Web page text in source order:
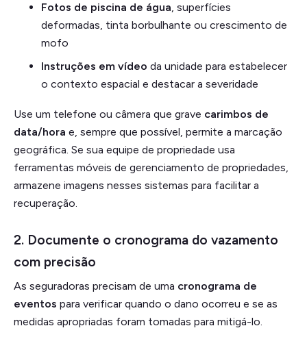
Fotos de piscina de água, superfícies
deformadas, tinta borbulhante ou crescimento de
mofo
Instruções em vídeo da unidade para estabelecer
o contexto espacial e destacar a severidade
Use um telefone ou câmera que grave carimbos de
data/hora e, sempre que possível, permite a marcação
geográfica. Se sua equipe de propriedade usa
ferramentas móveis de gerenciamento de propriedades,
armazene imagens nesses sistemas para facilitar a
recuperação.
2. Documente o cronograma do vazamento
com precisão
As seguradoras precisam de uma cronograma de
eventos para verificar quando o dano ocorreu e se as
medidas apropriadas foram tomadas para mitigá-lo.